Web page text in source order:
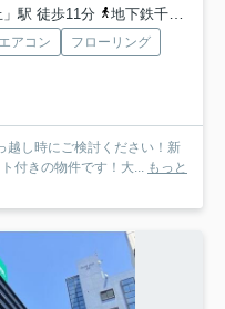
駅 徒歩11分
地下鉄千日前線「日本橋」駅 徒歩11分
エアコン
フローリング
越し時にご検討ください！新
付きの物件です！大... もっと